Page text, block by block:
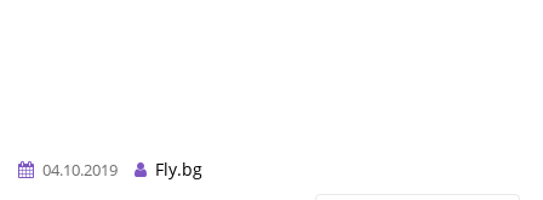
04.10.2019
Fly.bg